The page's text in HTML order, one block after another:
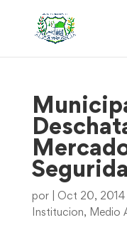
por Oct 20, 2014
Institucion, Medio